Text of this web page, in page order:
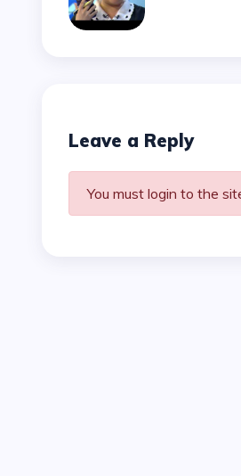
Leave a Reply
You must login to the